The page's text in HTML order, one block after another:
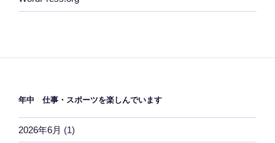
年中 仕事・スポーツを楽しんでいます
2026年6月 (1)